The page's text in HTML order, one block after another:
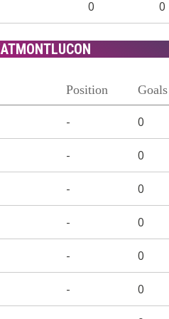
0 0
Position Goals
- 0
- 0
- 0
- 0
- 0
- 0